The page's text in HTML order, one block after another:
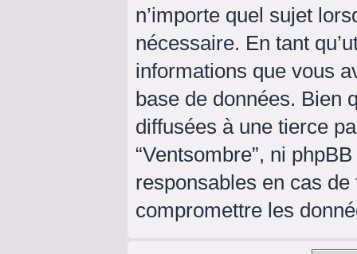
n’importe quel sujet
nécessaire. En tant
informations que vous
base de données. Bien
diffusées à une tierce
“Ventsombre”, ni
responsables en cas
compromettre les